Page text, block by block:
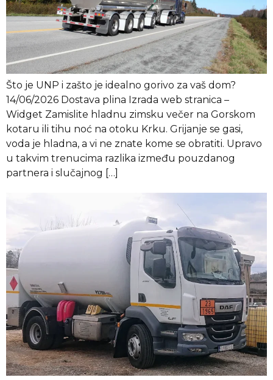
Što je UNP i zašto je idealno gorivo za vaš dom?
14/06/2026 Dostava plina Izrada web stranica –
Widget Zamislite hladnu zimsku večer na Gorskom
kotaru ili tihu noć na otoku Krku. Grijanje se gasi,
voda je hladna, a vi ne znate kome se obratiti. Upravo
u takvim trenucima razlika između pouzdanog
partnera i slučajnog […]